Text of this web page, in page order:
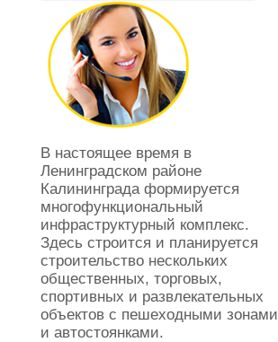
В настоящее время в
Ленинградском районе
Калининграда формируется
многофункциональный
инфраструктурный комплекс.
Здесь строится и планируется
строительство нескольких
общественных, торговых,
спортивных и развлекательных
объектов с пешеходными зонами
и автостоянками.